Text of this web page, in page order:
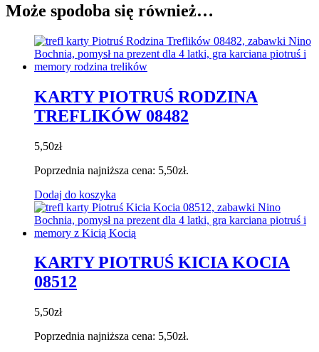
Może spodoba się również…
KARTY PIOTRUŚ RODZINA
TREFLIKÓW 08482
5,50zł
Poprzednia najniższa cena: 5,50zł.
Dodaj do koszyka
KARTY PIOTRUŚ KICIA KOCIA
08512
5,50zł
Poprzednia najniższa cena: 5,50zł.